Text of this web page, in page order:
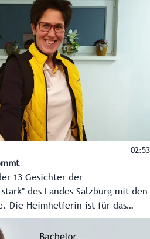
schwierigen Lebensphasen,
Thema Tod konfrontiert.
nicht leicht. Aber ich habe das
zu tun und möchte jungen
diesen erfüllenden Beuf
02:53
13 Gesichter der
des Landes Salzburg mit den
Die Heimhelferin ist für das
und gibt einen Einblick in
fordernden Arbeitsalltag.